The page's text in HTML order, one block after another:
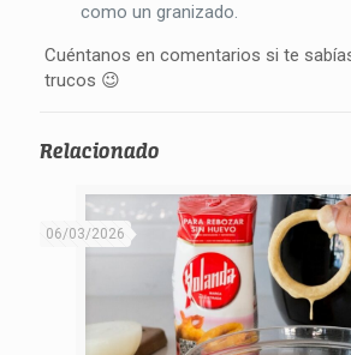
como un granizado.
Cuéntanos en comentarios si te
trucos 😉
Relacionado
06/03/2026